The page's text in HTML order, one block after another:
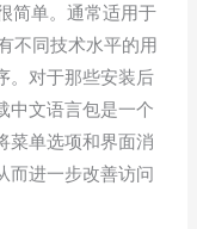
简单。通常适用于
不同技术水平的用
。对于那些安装后
中文语言包是一个
菜单选项和界面消
而进一步改善访问